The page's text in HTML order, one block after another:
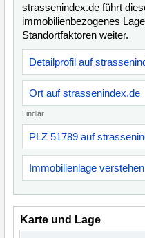
strassenindex.de führt
immobilienbezogenes
Standortfaktoren weiter.
Detailprofil auf
Ort auf strassenindex.de
Lindlar
PLZ 51789 auf
Immobilienlage verstehen
Karte und Lage